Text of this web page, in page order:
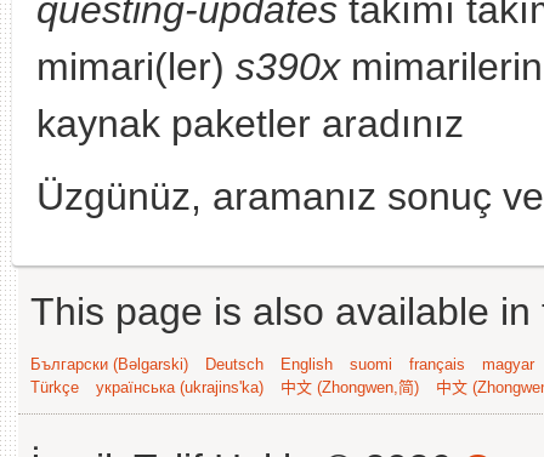
questing-updates takımı
mimari(ler) s390x
kaynak paketler aradınız
Üzgünüz, aramanız sonuç
This page is also available
Български (Bəlgarski) Deutsch English suomi français
magyar
Türkçe
українська (ukrajins'ka) 中文 (Zhongwen,简) 中文